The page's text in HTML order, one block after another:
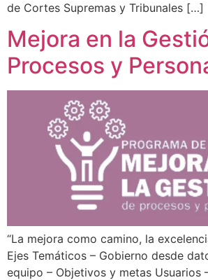
de Cortes Supremas y Tribunales […]
Mejora en la
Procesos y
“La mejora como camino, la
Ejes Temáticos – Gobierno desde
equipo – Objetivos y metas Usuarios